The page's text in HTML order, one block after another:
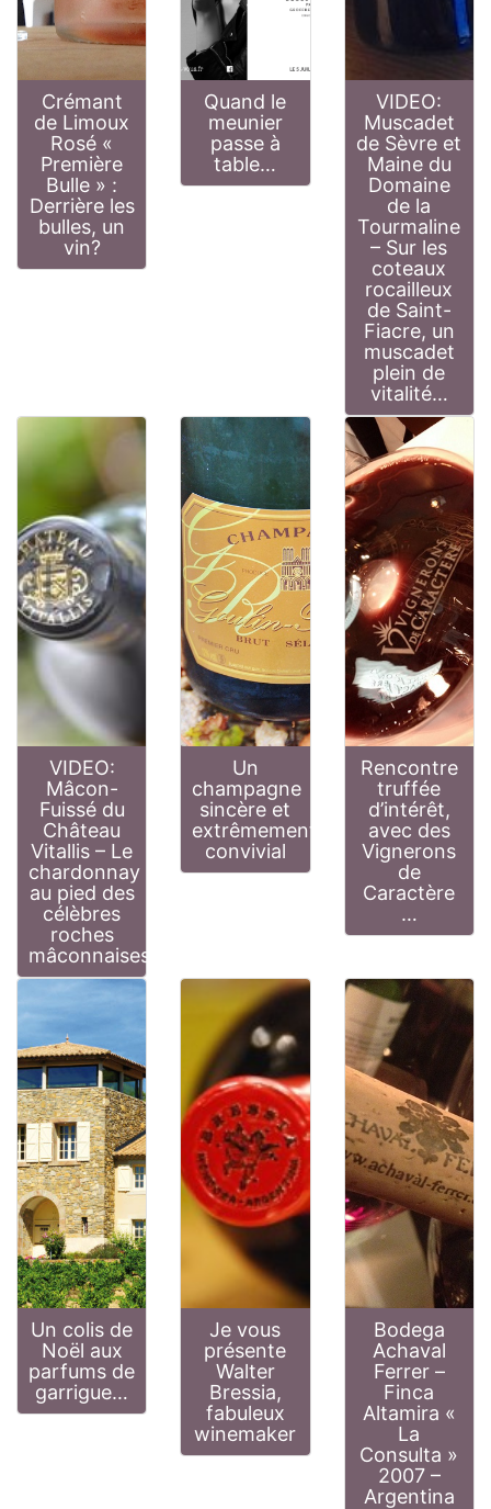
Crémant
de Limoux
Rosé «
Première
Bulle » :
Derrière les
bulles, un
vin?
Quand le
meunier
passe à
table…
VIDEO:
Muscadet
de Sèvre et
Maine du
Domaine
de la
Tourmaline
– Sur les
coteaux
rocailleux
de Saint-
Fiacre, un
muscadet
plein de
vitalité…
VIDEO:
Mâcon-
Fuissé du
Château
Vitallis – Le
chardonnay
au pied des
célèbres
roches
mâconnaises
Un
champagne
sincère et
extrêmement
convivial
Rencontre
truffée
d’intérêt,
avec des
Vignerons
de
Caractère
…
Un colis de
Noël aux
parfums de
garrigue…
Je vous
présente
Walter
Bressia,
fabuleux
winemaker
Bodega
Achaval
Ferrer –
Finca
Altamira «
La
Consulta »
2007 –
Argentina